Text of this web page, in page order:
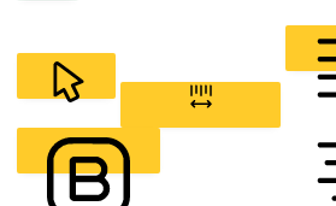
CURSOR LETTER SPACING